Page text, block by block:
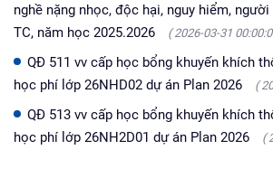
nghề nặng nhọc, độc hại, nguy hiểm,
TC, năm học 2025.2026
( 2026-03-31
QĐ 511 vv cấp học bổng khuyến khích
học phí lớp 26NHD02 dự án Plan 2026
(
QĐ 513 vv cấp học bổng khuyến khích
học phí lớp 26NH2D01 dự án Plan 2026
(